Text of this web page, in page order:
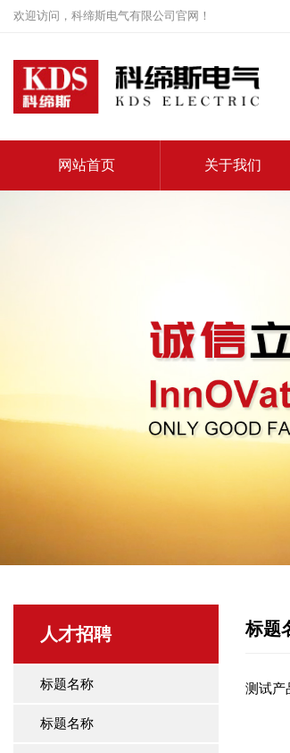
欢迎访问，科缔斯电气有限公司官网！
网站首页 关于我们
人才招聘
标题名称
标题名称
标题
测试产